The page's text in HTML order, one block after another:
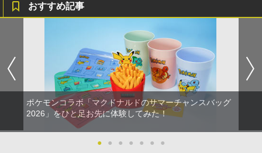
おすすめ記事
ポケモンコラボ「マクドナルドのサマーチャンスバッグ
2026」をひと足お先に体験してみた！
● ● ● ● ● ● ●